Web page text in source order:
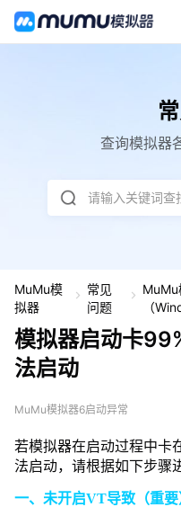
查询模拟器
请输入关键词查
MuMu模
拟器
常见
问题
（
模拟器启动卡
法启动
MuMu模拟器6启动异常
若模拟器在启动过程中卡
法启动，请根据如下步骤
一、未开启VT导致（重要